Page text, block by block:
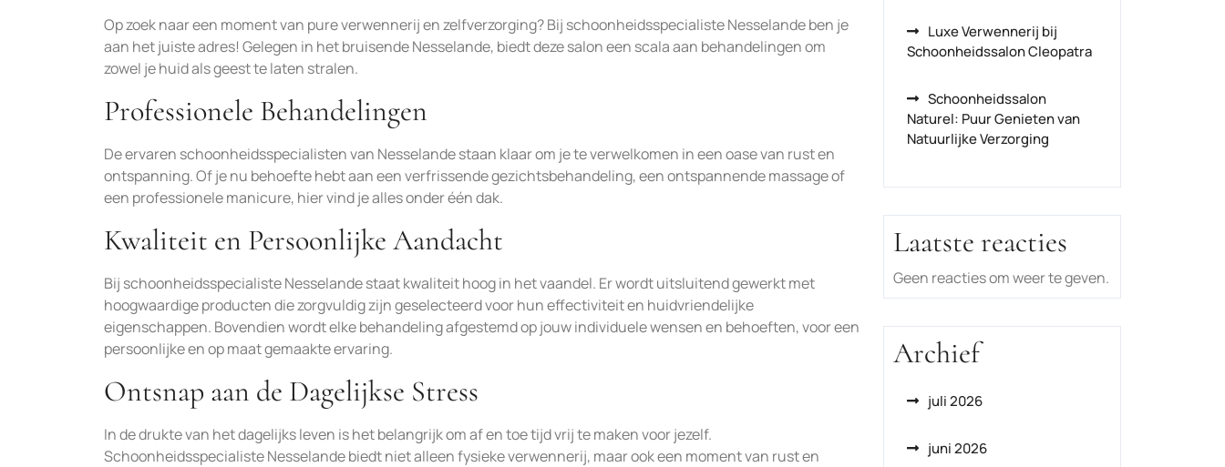
Op zoek naar een moment van pure verwennerij en zelfverzorging? Bij schoonheidsspecialiste Nesselande ben je
aan het juiste adres! Gelegen in het bruisende Nesselande, biedt deze salon een scala aan behandelingen om
zowel je huid als geest te laten stralen.
Professionele Behandelingen
De ervaren schoonheidsspecialisten van Nesselande staan klaar om je te verwelkomen in een oase van rust en
ontspanning. Of je nu behoefte hebt aan een verfrissende gezichtsbehandeling, een ontspannende massage of
een professionele manicure, hier vind je alles onder één dak.
Kwaliteit en Persoonlijke Aandacht
Bij schoonheidsspecialiste Nesselande staat kwaliteit hoog in het vaandel. Er wordt uitsluitend gewerkt met
hoogwaardige producten die zorgvuldig zijn geselecteerd voor hun effectiviteit en huidvriendelijke
eigenschappen. Bovendien wordt elke behandeling afgestemd op jouw individuele wensen en behoeften, voor een
persoonlijke en op maat gemaakte ervaring.
Ontsnap aan de Dagelijkse Stress
In de drukte van het dagelijks leven is het belangrijk om af en toe tijd vrij te maken voor jezelf.
Schoonheidsspecialiste Nesselande biedt niet alleen fysieke verwennerij, maar ook een moment van rust en
Luxe Verwennerij bij
Schoonheidssalon Cleopatra
Schoonheidssalon
Naturel: Puur Genieten van
Natuurlijke Verzorging
Laatste reacties
Geen reacties om weer te geven.
Archief
juli 2026
juni 2026